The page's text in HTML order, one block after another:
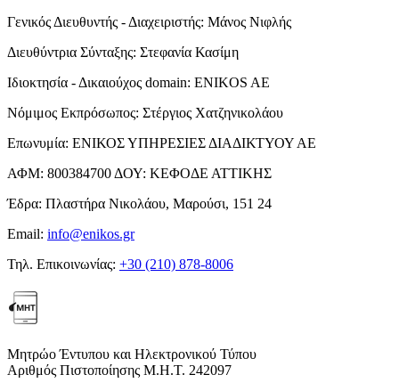
Γενικός Διευθυντής - Διαχειριστής: Μάνος Νιφλής
Διευθύντρια Σύνταξης: Στεφανία Κασίμη
Ιδιοκτησία - Δικαιούχος domain: ENIKOS AE
Νόμιμος Εκπρόσωπος: Στέργιος Χατζηνικολάου
Επωνυμία: ΕΝΙΚΟΣ ΥΠΗΡΕΣΙΕΣ ΔΙΑΔΙΚΤΥΟΥ ΑΕ
ΑΦΜ: 800384700 ΔΟΥ: ΚΕΦΟΔΕ ΑΤΤΙΚΗΣ
Έδρα: Πλαστήρα Νικολάου, Μαρούσι, 151 24
Email: info@enikos.gr
Τηλ. Επικοινωνίας: +30 (210) 878-8006
Μητρώο Έντυπου και Ηλεκτρονικού Τύπου
Αριθμός Πιστοποίησης Μ.Η.Τ. 242097